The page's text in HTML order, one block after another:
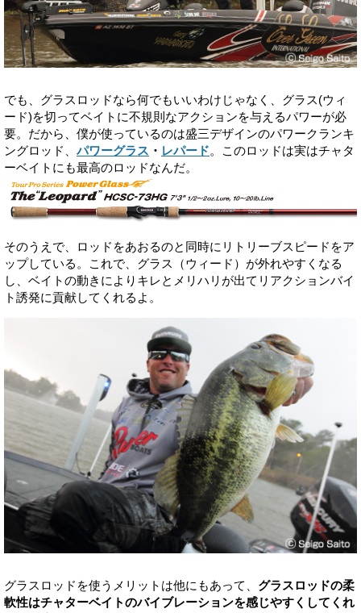
でも、グラスロッドなら何でもいいわけじゃなく、グラス(ウィ
ード)を切ってベイトに不規則なアクションを与えるパワーが必
要。だから、僕が使っているのは盛三デザインのパワークランキ
ングロッド、 パワーグラス ・ レパード。このロッドは実はチャタ
ーベイトにも最高のロッドなんだ。
そのうえで、ロッドをあおるのと同時にリトリーブスピードをア
ップしている。これで、グラス（ウィード）が外れやすくなる
し、ベイトの動きによりキレとメリハリが出てリアクションバイ
ト誘発に貢献してくれるよ。
グラスロッドを使うメリットは他にもあって、 グラスロッドの柔
軟性はチャターベイトのバイブレーションを感じやすくしてくれ